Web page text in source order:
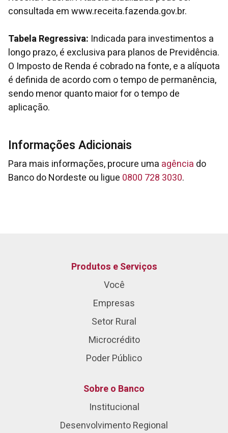
consultada em www.receita.fazenda.gov.br.
Tabela Regressiva: Indicada para investimentos a
longo prazo, é exclusiva para planos de Previdência.
O Imposto de Renda é cobrado na fonte, e a alíquota
é definida de acordo com o tempo de permanência,
sendo menor quanto maior for o tempo de
aplicação.
Informações Adicionais
Para mais informações, procure uma agência do
Banco do Nordeste ou ligue 0800 728 3030.
Produtos e Serviços
Você
Empresas
Setor Rural
Microcrédito
Poder Público
Sobre o Banco
Institucional
Desenvolvimento Regional